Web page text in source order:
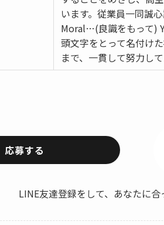
います。従業員一同誠
Moral…(良識をもって
頭文字をとって名付け
まで、一貫して努力して
応募する
LINE友達登録をして、あなたに